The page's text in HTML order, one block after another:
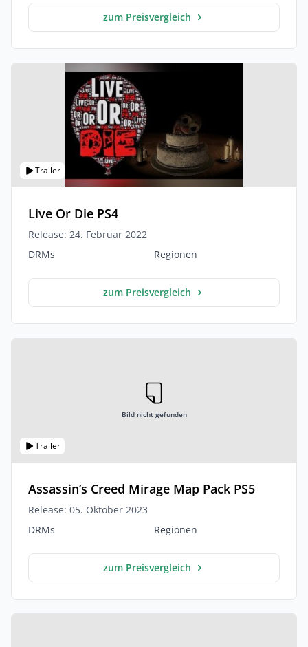
zum Preisvergleich
Trailer
Live Or Die PS4
Release: 24. Februar 2022
DRMs
Regionen
zum Preisvergleich
Trailer
Bild nicht gefunden
Assassin’s Creed Mirage Map Pack PS5
Release: 05. Oktober 2023
DRMs
Regionen
zum Preisvergleich